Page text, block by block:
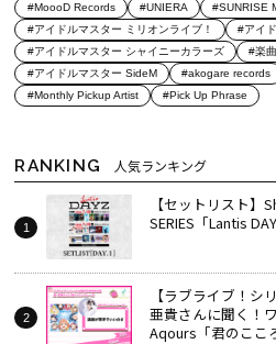
#MoooD Records
#UNIERA
#SUNRISE
#アイドルマスター ミリオンライブ！
#アイ
#アイドルマスター シャイニーカラーズ
#楽
#アイドルマスター SideM
#akogare records
#Monthly Pickup Artist
#Pick Up Phrase
RANKING 人気ランキング
【セットリスト】
SERIES「Lantis
【ラブライブ！シ
亜貴さんに聞く！
Aqours「君のここ